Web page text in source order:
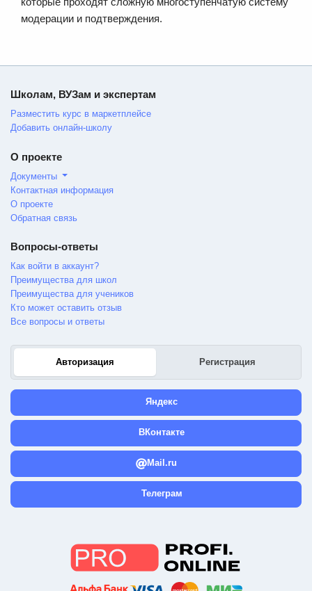
модерации и подтверждения.
Школам, ВУЗам и экспертам
Разместить курс в маркетплейсе
Добавить онлайн-школу
О проекте
Документы
Контактная информация
О проекте
Обратная связь
Вопросы-ответы
Как войти в аккаунт?
Преимущества для школ
Преимущества для учеников
Кто может оставить отзыв
Все вопросы и ответы
Авторизация Регистрация
Яндекс
ВКонтакте
Mail.ru
Телеграм